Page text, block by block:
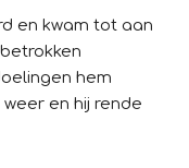
en kwam tot aan
hem
en hij rende